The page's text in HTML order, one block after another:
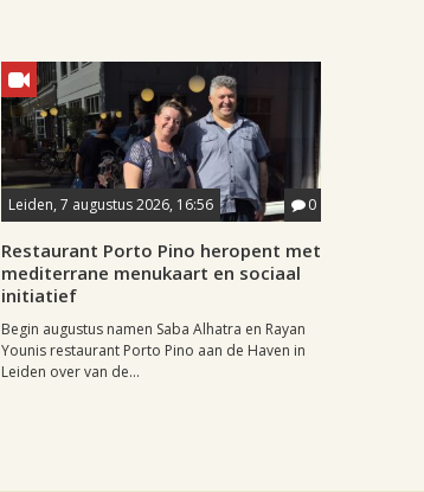
Leiden, 7 augustus 2026, 16:56 0
Restaurant Porto Pino heropent met
mediterrane menukaart en sociaal
initiatief
Begin augustus namen Saba Alhatra en Rayan
Younis restaurant Porto Pino aan de Haven in
Leiden over van de...